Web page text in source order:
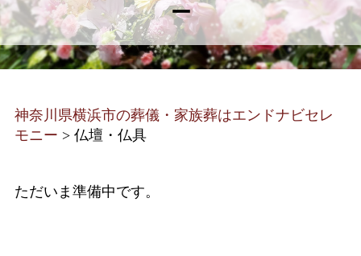
ー
神奈川県横浜市の葬儀・家族葬はエンドナビセレ
モニー > 仏壇・仏具
ただいま 準備中です。